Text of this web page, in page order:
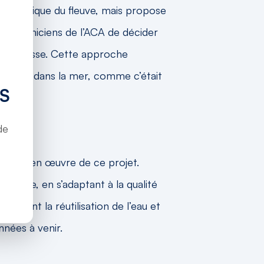
du fleuve, mais propose
techniciens de l’ACA de décider
Cette approche
dans la mer, comme c’était
mise en œuvre de ce projet.
en s’adaptant à la qualité
la réutilisation de l’eau et
à venir.